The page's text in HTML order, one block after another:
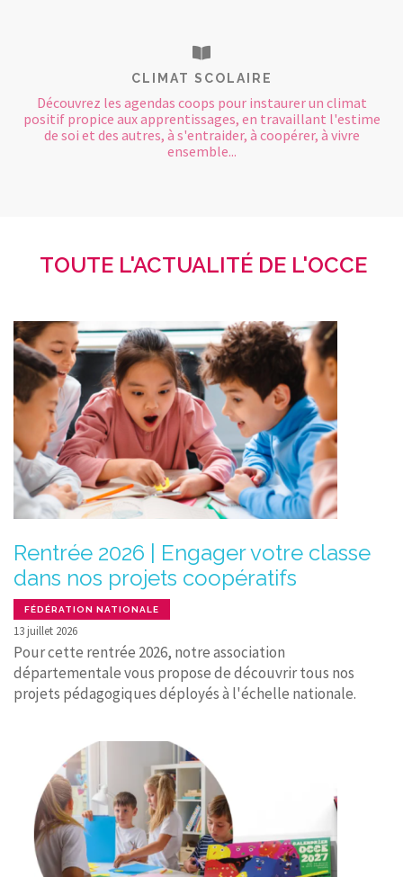
CLIMAT SCOLAIRE
Découvrez les agendas coops pour instaurer un climat
positif propice aux apprentissages, en travaillant l'estime
de soi et des autres, à s'entraider, à coopérer, à vivre
ensemble...
TOUTE L'ACTUALITÉ DE L'OCCE
Rentrée 2026 | Engager votre classe
dans nos projets coopératifs
FÉDÉRATION NATIONALE
13 juillet 2026
Pour cette rentrée 2026, notre association
départementale vous propose de découvrir tous nos
projets pédagogiques déployés à l'échelle nationale.